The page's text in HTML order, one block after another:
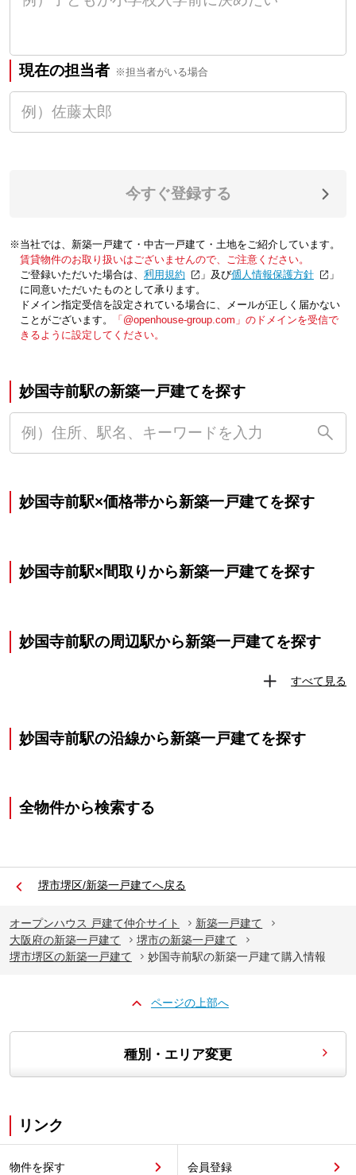
現在の担当者 ※担当者がいる場合
今すぐ登録する
※当社では、新築一戸建て・中古一戸建て・土地をご紹介しています。
賃貸物件のお取り扱いはございませんので、ご注意ください。
ご登録いただいた場合は、「利用規約 」及び「個人情報保護方針
」
に同意いただいたものとして承ります。
ドメイン指定受信を設定されている場合に、メールが正しく届かない
ことがございます。
「@openhouse-group.com」のドメインを受信で
きるように設定してください。
妙国寺前駅の新築一戸建てを探す
妙国寺前駅×価格帯から新築一戸建てを探す
妙国寺前駅×間取りから新築一戸建てを探す
妙国寺前駅の周辺駅から新築一戸建てを探す
すべて見る
妙国寺前駅の沿線から新築一戸建てを探す
全物件から検索する
堺市堺区/新築一戸建てへ戻る
オープンハウス 戸建て仲介サイト
新築一戸建て
大阪府の新築一戸建て
堺市の新築一戸建て
堺市堺区の新築一戸建て
妙国寺前駅の新築一戸建て購入情報
ページの上部へ
種別・エリア変更
リンク
物件を探す 会員登録